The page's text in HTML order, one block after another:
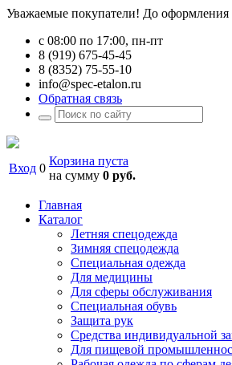
Уважаемые покупатели! До оформления
с 08:00 по 17:00, пн-пт
8 (919) 675-45-45
8 (8352) 75-55-10
info@spec-etalon.ru
Обратная связь
Вход 0
Корзина пуста
на сумму 0 руб.
Главная
Каталог
Летняя спецодежда
Зимняя спецодежда
Специальная одежда
Для медицины
Для сферы обслуживания
Специальная обувь
Защита рук
Средства индивидуальной
Для пищевой